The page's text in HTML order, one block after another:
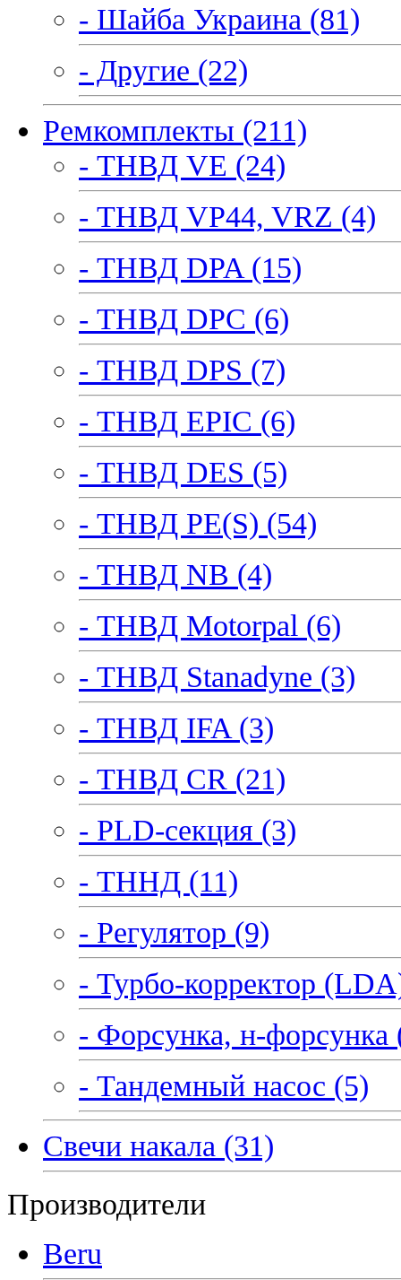
- Шайба Украина (81)
- Другие (22)
Ремкомплекты (211)
- ТНВД VE (24)
- ТНВД VP44, VRZ (4)
- ТНВД DPA (15)
- ТНВД DPC (6)
- ТНВД DPS (7)
- ТНВД EPIC (6)
- ТНВД DES (5)
- ТНВД PE(S) (54)
- ТНВД NB (4)
- ТНВД Motorpal (6)
- ТНВД Stanadyne (3)
- ТНВД IFA (3)
- ТНВД CR (21)
- PLD-секция (3)
- ТННД (11)
- Регулятор (9)
- Турбо-корректор
- Форсунка, н-форсунка
- Тандемный насос (5)
Свечи накала (31)
Производители
Beru